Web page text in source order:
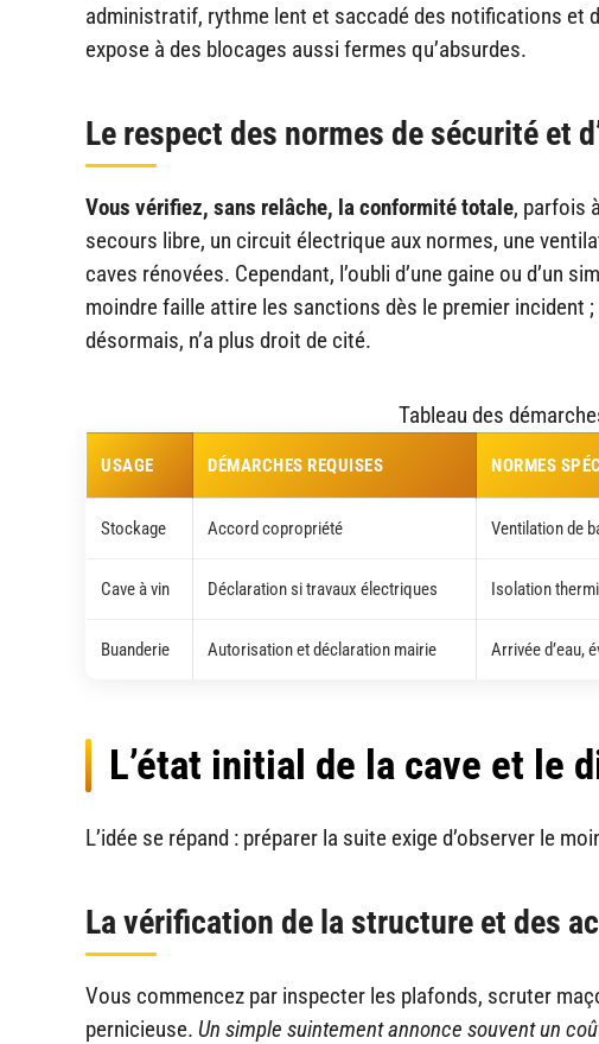
administratif, rythme lent et saccadé des notifications et
expose à des blocages aussi fermes qu’absurdes.
Le respect des normes de sécurité et
Vous vérifiez, sans relâche, la conformité totale, parfois
secours libre, un circuit électrique aux normes, une
caves rénovées. Cependant, l’oubli d’une gaine ou d’un
moindre faille attire les sanctions dès le premier incident
désormais, n’a plus droit de cité.
Tableau des
USAGE DÉMARCHES REQUISES NORMES
Stockage Accord copropriété Ventilation de
Cave à vin Déclaration si travaux électriques Isolation
Buanderie Autorisation et déclaration mairie Arrivée d’eau,
L’état initial de la cave et le
L’idée se répand : préparer la suite exige d’observer le
La vérification de la structure et des
Vous commencez par inspecter les plafonds, scruter
pernicieuse. Un simple suintement annonce souvent un